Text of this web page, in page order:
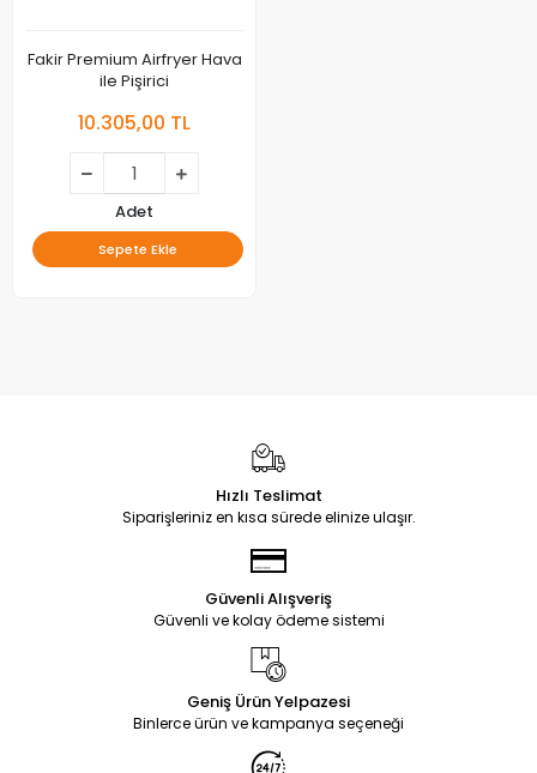
Fakir Premium Airfryer Hava
ile Pişirici
10.305,00 TL
Adet
Sepete Ekle
Hızlı Teslimat
Siparişleriniz en kısa sürede elinize ulaşır.
Güvenli Alışveriş
Güvenli ve kolay ödeme sistemi
Geniş Ürün Yelpazesi
Binlerce ürün ve kampanya seçeneği